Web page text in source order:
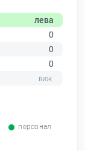
лева
0
0
0
персонал